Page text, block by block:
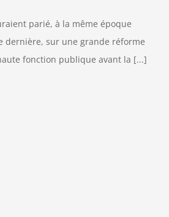
parié, à la même époque
dernière, sur une grande réforme
fonction publique avant la [...]